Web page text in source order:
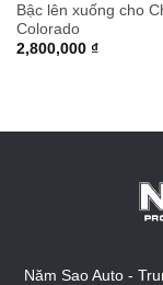
Bậc lên xuống cho
Colorado
2,800,000 ₫
Năm Sao Auto -